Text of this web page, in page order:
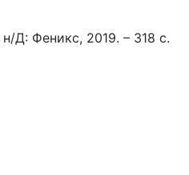
Д: Феникс, 2019. – 318 с.